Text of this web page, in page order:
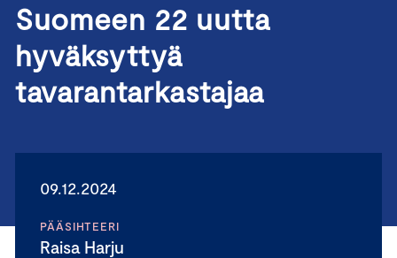
Suomeen 22 uutta
hyväksyttyä
tavarantarkastajaa
09.12.2024
PÄÄSIHTEERI
Raisa Harju